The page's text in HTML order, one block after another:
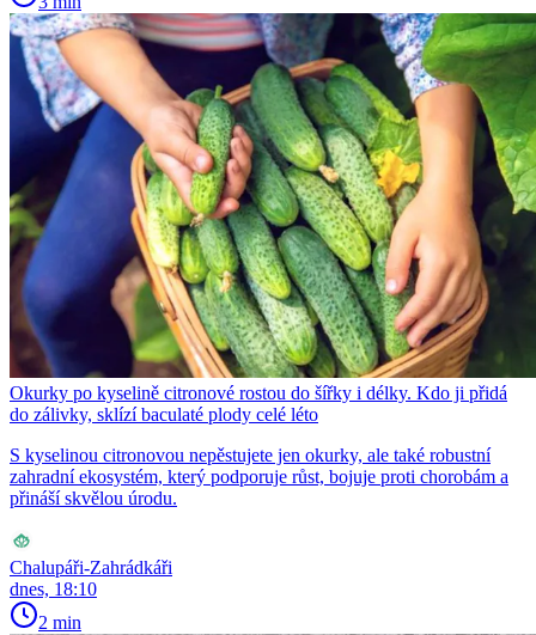
Okurky po kyselině citronové rostou do šířky i délky. Kdo ji přidá
do zálivky, sklízí baculaté plody celé léto
S kyselinou citronovou nepěstujete jen okurky, ale také robustní
zahradní ekosystém, který podporuje růst, bojuje proti chorobám a
přináší skvělou úrodu.
Chalupáři-Zahrádkáři
dnes, 18:10
2 min